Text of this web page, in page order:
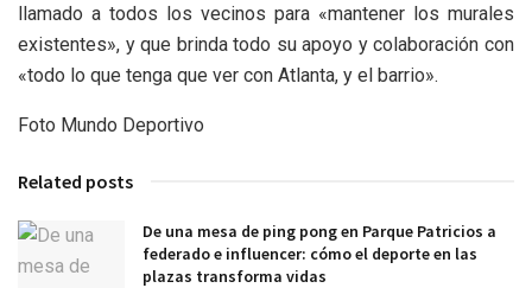
llamado a todos los vecinos para «mantener los murales
existentes», y que brinda todo su apoyo y colaboración con
«todo lo que tenga que ver con Atlanta, y el barrio».
Foto Mundo Deportivo
Related posts
De una mesa de ping pong en Parque Patricios a
federado e influencer: cómo el deporte en las
plazas transforma vidas